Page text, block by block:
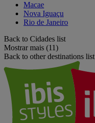
Macae
Nova Iguaçu
Rio de Janeiro
Back to Cidades list
Mostrar mais (11)
Back to other destinations list